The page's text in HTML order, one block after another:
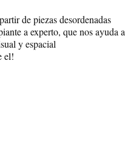
de piezas desordenadas
a experto, que nos ayuda a
y espacial
el!